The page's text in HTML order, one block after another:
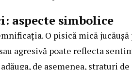
aspecte simbolice
O pisică mică
agresivă poate reflecta
de asemenea, straturi